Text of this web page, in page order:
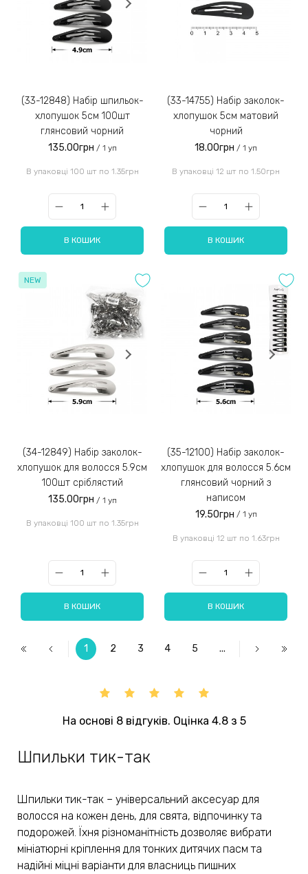
(33-12848) Набір шпильок-
хлопушок 5см 100шт
глянсовий чорний
135.00грн / 1 уп
В упаковці 100 шт по 1.35грн
В КОШИК
(33-14755) Набір заколок-
хлопушок 5см матовий
чорний
18.00грн / 1 уп
В упаковці 12 шт по 1.50грн
В КОШИК
NEW
(34-12849) Набір заколок-
хлопушок для волосся 5.9см
100шт сріблястий
135.00грн / 1 уп
В упаковці 100 шт по 1.35грн
В КОШИК
(35-12100) Набір заколок-
хлопушок для волосся 5.6см
глянсовий чорний з
написом
19.50грн / 1 уп
В упаковці 12 шт по 1.63грн
В КОШИК
1 2 3 4 5 ...
На основі 8 відгуків. Оцінка 4.8 з 5
Шпильки тик-так
Шпильки тик-так – універсальний аксесуар для
волосся на кожен день, для свята, відпочинку та
подорожей. Їхня різноманітність дозволяє вибрати
мініатюрні кріплення для тонких дитячих пасм та
надійні міцні варіанти для власниць пишних